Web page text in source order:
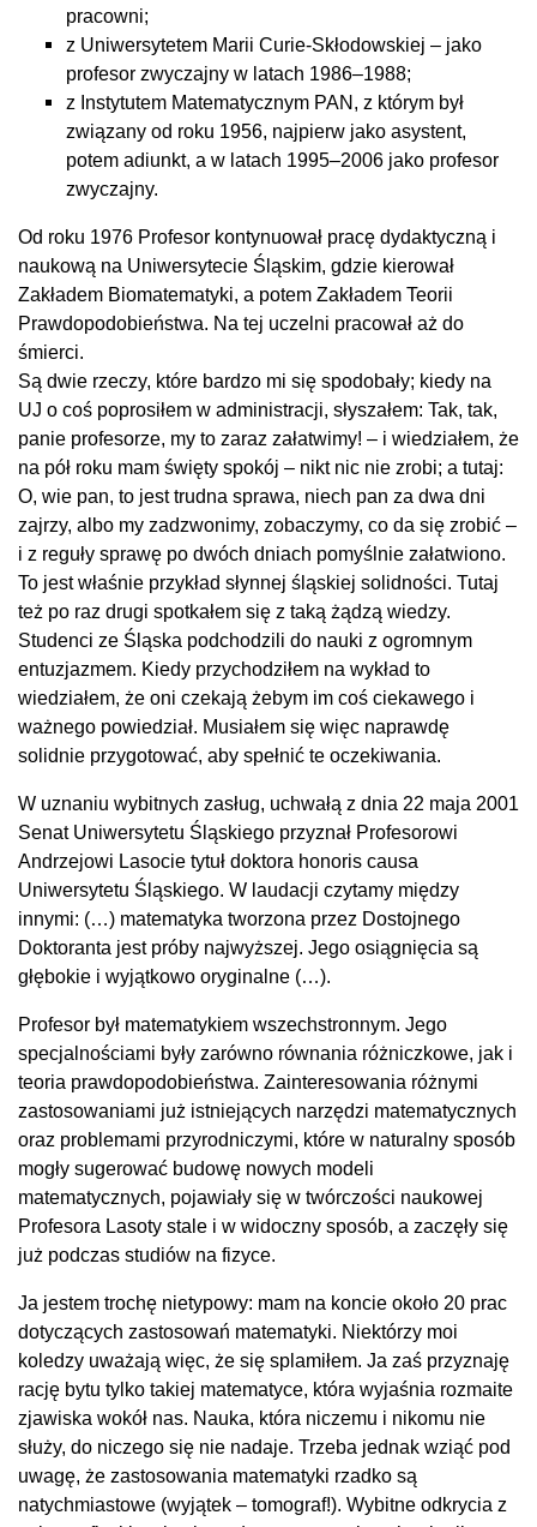
pracowni;
z Uniwersytetem Marii Curie-Skłodowskiej – jako
profesor zwyczajny w latach 1986–1988;
z Instytutem Matematycznym PAN, z którym był
związany od roku 1956, najpierw jako asystent,
potem adiunkt, a w latach 1995–2006 jako profesor
zwyczajny.
Od roku 1976 Profesor kontynuował pracę dydaktyczną i
naukową na Uniwersytecie Śląskim, gdzie kierował
Zakładem Biomatematyki, a potem Zakładem Teorii
Prawdopodobieństwa. Na tej uczelni pracował aż do
śmierci.
Są dwie rzeczy, które bardzo mi się spodobały; kiedy na
UJ o coś poprosiłem w administracji, słyszałem: Tak, tak,
panie profesorze, my to zaraz załatwimy! – i wiedziałem, że
na pół roku mam święty spokój – nikt nic nie zrobi; a tutaj:
O, wie pan, to jest trudna sprawa, niech pan za dwa dni
zajrzy, albo my zadzwonimy, zobaczymy, co da się zrobić –
i z reguły sprawę po dwóch dniach pomyślnie załatwiono.
To jest właśnie przykład słynnej śląskiej solidności. Tutaj
też po raz drugi spotkałem się z taką żądzą wiedzy.
Studenci ze Śląska podchodzili do nauki z ogromnym
entuzjazmem. Kiedy przychodziłem na wykład to
wiedziałem, że oni czekają żebym im coś ciekawego i
ważnego powiedział. Musiałem się więc naprawdę
solidnie przygotować, aby spełnić te oczekiwania.
W uznaniu wybitnych zasług, uchwałą z dnia 22 maja 2001
Senat Uniwersytetu Śląskiego przyznał Profesorowi
Andrzejowi Lasocie tytuł doktora honoris causa
Uniwersytetu Śląskiego. W laudacji czytamy między
innymi: (…) matematyka tworzona przez Dostojnego
Doktoranta jest próby najwyższej. Jego osiągnięcia są
głębokie i wyjątkowo oryginalne (…).
Profesor był matematykiem wszechstronnym. Jego
specjalnościami były zarówno równania różniczkowe, jak i
teoria prawdopodobieństwa. Zainteresowania różnymi
zastosowaniami już istniejących narzędzi matematycznych
oraz problemami przyrodniczymi, które w naturalny sposób
mogły sugerować budowę nowych modeli
matematycznych, pojawiały się w twórczości naukowej
Profesora Lasoty stale i w widoczny sposób, a zaczęły się
już podczas studiów na fizyce.
Ja jestem trochę nietypowy: mam na koncie około 20 prac
dotyczących zastosowań matematyki. Niektórzy moi
koledzy uważają więc, że się splamiłem. Ja zaś przyznaję
rację bytu tylko takiej matematyce, która wyjaśnia rozmaite
zjawiska wokół nas. Nauka, która niczemu i nikomu nie
służy, do niczego się nie nadaje. Trzeba jednak wziąć pod
uwagę, że zastosowania matematyki rzadko są
natychmiastowe (wyjątek – tomograf!). Wybitne odkrycia z